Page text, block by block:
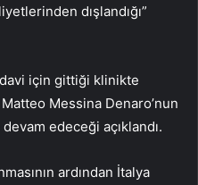
dışlandığı”
için gittiği klinikte
Messina Denaro’nun
edeceği açıklandı.
ardından İtalya